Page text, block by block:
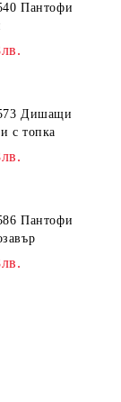
Пантофи
Дишащи
с топка
Пантофи